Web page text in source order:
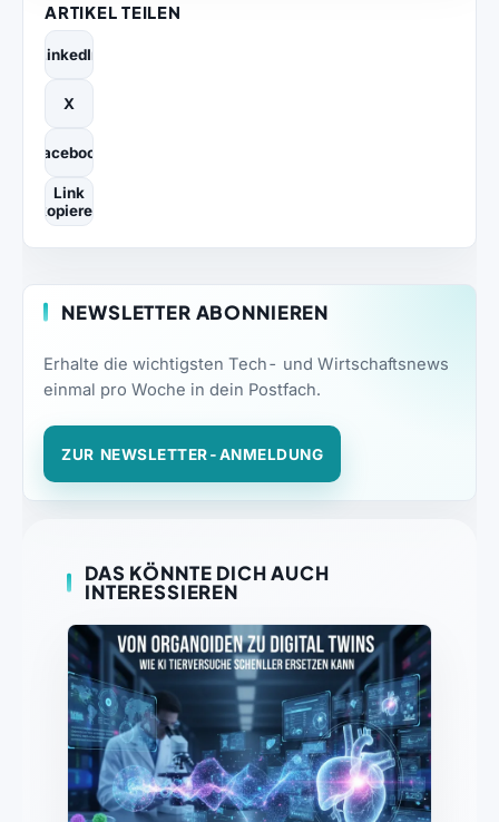
ARTIKEL TEILEN
LinkedIn
X
Facebook
Link
kopieren
NEWSLETTER ABONNIEREN
Erhalte die wichtigsten Tech- und Wirtschaftsnews
einmal pro Woche in dein Postfach.
ZUR NEWSLETTER-ANMELDUNG
DAS KÖNNTE DICH AUCH
INTERESSIEREN